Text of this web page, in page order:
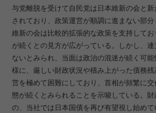
与党離脱を受けて自民党は日本維新の会と
されており、政策運営が順調に進まない部
維新の会は比較的拡張的な政策を支持して
が続くとの見方が広がっている。しかし、
ないとみられ、当面は政治の混迷が続く可
様に、厳しい財政状況や積み上がった債務
営を極めて困難にしており、首相が頻繁に
態が続くとみられることを示唆している。
の、当社では日本国債を再び有望視し始め